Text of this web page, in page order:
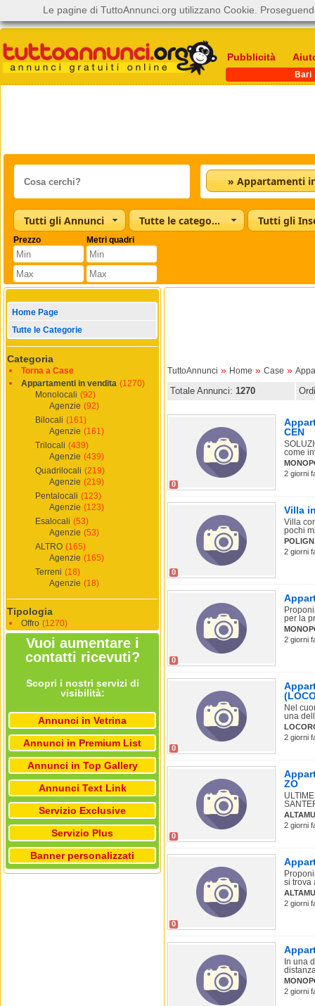
Pubblicità
Bari
Tutti gli Annunci Tutte le categorie Tutti gli
Prezzo Metri quadri
Home Page
Tutte le Categorie
Categoria
Torna a Case
Appartamenti in vendita (1270)
Monolocali (92)
Agenzie (92)
Bilocali (161)
Agenzie (161)
Trilocali (439)
Agenzie (439)
Quadrilocali (219)
Agenzie (219)
Pentalocali (123)
Agenzie (123)
Esalocali (53)
Agenzie (53)
ALTRO (165)
Agenzie (165)
Terreni (18)
Agenzie (18)
Tipologia
Offro (1270)
Vuoi aumentare i
contatti ricevuti?
Scopri i nostri servizi di
visibilità:
Annunci in Vetrina
Annunci in Premium List
Annunci in Top Gallery
Annunci Text Link
Servizio Exclusive
Servizio Plus
Banner personalizzati
TuttoAnnunci » Home » Case »
Totale Annunci: 1270
0
CEN
come
2 giorni
0
Villa
Villa
pochi
2 giorni
0
per la
2 giorni
0
Nel
una
2 giorni
0
ZO
2 giorni
0
si trova
2 giorni
In una
2 giorni
Le pagine di TuttoAnnunci.org utilizzano Cookie.